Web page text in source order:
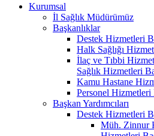
Kurumsal
İl Sağlık Müdürümüz
Başkanlıklar
Destek Hizmetleri
Halk Sağlığı
İlaç ve Tıbbi
Sağlık Hizmetleri
Kamu Hastane
Personel Hizmetleri
Başkan Yardımcıları
Destek Hizmetleri
Müh. Zinnur